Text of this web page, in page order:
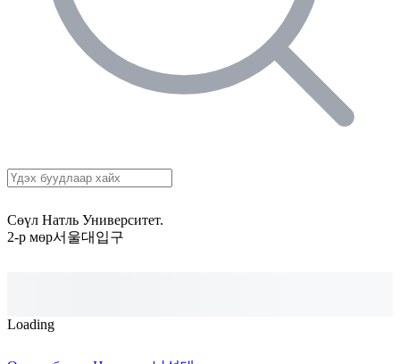
Сөүл Натль Университет.
2-р мөр서울대입구
Loading